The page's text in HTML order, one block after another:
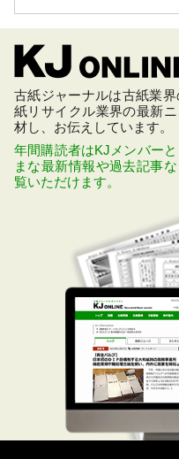
古紙ジャーナルは古紙業界
紙リサイクル業界の最新
材し、お伝えしています。
年間購読者はKJメンバー
まな最新情報や過去記事
覧いただけます。